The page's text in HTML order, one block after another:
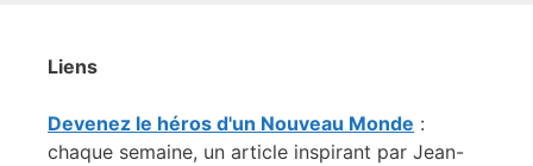
Liens
Devenez le héros d'un Nouveau Monde :
chaque semaine, un article inspirant par Jean-